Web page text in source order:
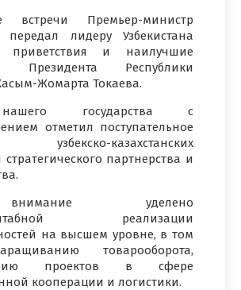
Премьер-министр
передал лидеру Узбекистана
приветствия и наилучшие
Президента Республики
Жомарта Токаева.
государства с
отметил поступательное
узбекско-казахстанских
партнерства и
внимание уделено
реализации
на высшем уровне, в том
товарооборота,
проектов в сфере
кооперации и логистики.